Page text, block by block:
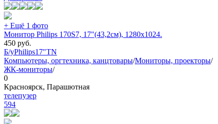
+ Ещё 1 фото
Монитор Philips 170S7, 17"(43,2см), 1280х1024.
450 руб.
Б/уPhilips17"TN
Компьютеры, оргтехника, канцтовары/Мониторы, проекторы/
ЖК-мониторы/
0
Красноярск, Парашютная
телепузер
594